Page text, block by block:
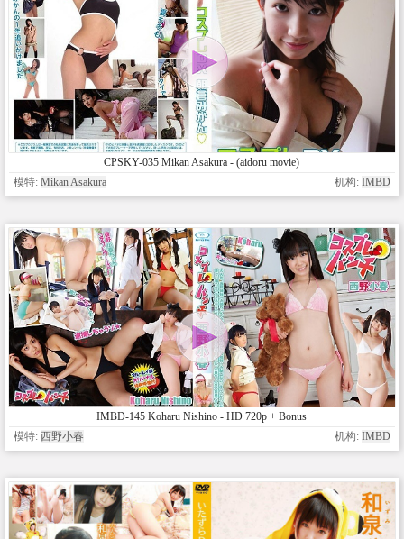
CPSKY-035 Mikan Asakura - (aidoru movie)
模特: Mikan Asakura 机构: IMBD
IMBD-145 Koharu Nishino - HD 720p + Bonus
模特: 西野小春 机构: IMBD